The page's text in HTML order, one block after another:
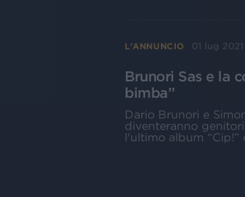
L'ANNUNCIO 01 lug 2021
Brunori Sas e la
bimba”
Dario Brunori e
diventeranno
l'ultimo album